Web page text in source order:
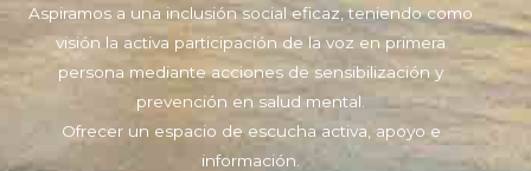
Aspiramos a una inclusión social eficaz, teniendo como
visión la activa participación de la voz en primera
persona mediante acciones de sensibilización y
prevención en salud mental.
Ofrecer un espacio de escucha activa, apoyo e
información.